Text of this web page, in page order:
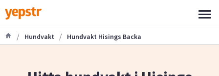
/ Hundvakt / Hundvakt Hisings Backa